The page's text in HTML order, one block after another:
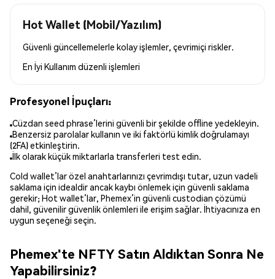
Hot Wallet (Mobil/Yazılım)
Güvenli güncellemelerle kolay işlemler, çevrimiçi riskler.
En İyi Kullanım düzenli işlemleri
Profesyonel İpuçları:
Cüzdan seed phrase’lerini güvenli bir şekilde offline yedekleyin.
Benzersiz parolalar kullanın ve iki faktörlü kimlik doğrulamayı
(2FA) etkinleştirin.
İlk olarak küçük miktarlarla transferleri test edin.
Cold wallet’lar özel anahtarlarınızı çevrimdışı tutar, uzun vadeli
saklama için idealdir ancak kaybı önlemek için güvenli saklama
gerekir; Hot wallet’lar, Phemex’in güvenli custodian çözümü
dahil, güvenilir güvenlik önlemleri ile erişim sağlar. İhtiyacınıza en
uygun seçeneği seçin.
Phemex'te NFTY Satın Aldıktan Sonra Ne
Yapabilirsiniz?